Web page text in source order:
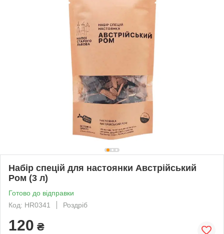
Набір спецій для настоянки Австрійський
Ром (3 л)
Готово до відправки
Код: HR0341
Роздріб
120 ₴